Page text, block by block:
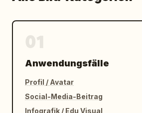
Anwendungsfälle
Profil / Avatar
Social-Media-Beitrag
Infografik / Edu Visual